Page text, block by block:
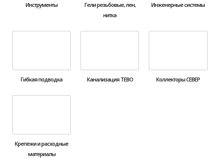
Инструменты
Гели резьбовые, лен,
нитка
Инженерные системы
Гибкая подводка Канализация ТЕВО Коллекторы СЕВЕР
Крепежи и расходные
материалы